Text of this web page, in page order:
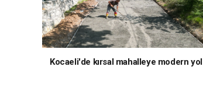
Kocaeli'de kırsal mahalleye modern yol